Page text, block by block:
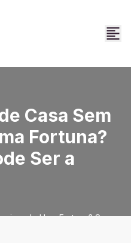
Casa Sem
Fortuna?
Ser a
de Uma Fortuna? Seu